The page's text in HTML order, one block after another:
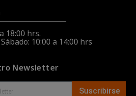
18:00 hrs.
10:00 a 14:00 hrs
Newsletter
Suscribirse